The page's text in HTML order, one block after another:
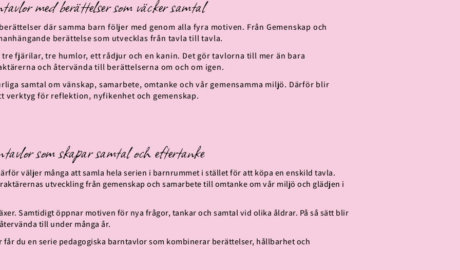
med berättelser som väcker samtal
där samma barn följer med genom alla fyra motiven. Från Gemenskap och
berättelse som utvecklas från tavla till tavla.
fjärilar, tre humlor, ett rådjur och en kanin. Det gör tavlorna till mer än bara
och återvända till berättelserna om och om igen.
samtal om vänskap, samarbete, omtanke och vår gemensamma miljö. Därför blir
verktyg för reflektion, nyfikenhet och gemenskap.
som skapar samtal och eftertanke
väljer många att samla hela serien i barnrummet i stället för att köpa en enskild tavla.
utveckling från gemenskap och samarbete till omtanke om vår miljö och glädjen i
Samtidigt öppnar motiven för nya frågor, tankar och samtal vid olika åldrar. På så sätt blir
till under många år.
du en serie pedagogiska barntavlor som kombinerar berättelser, hållbarhet och